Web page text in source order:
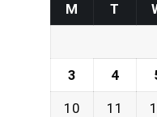
M T
3 4
10 11